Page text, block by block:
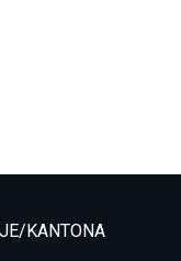
KANTONA